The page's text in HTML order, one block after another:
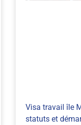
Visa travail île
statuts et